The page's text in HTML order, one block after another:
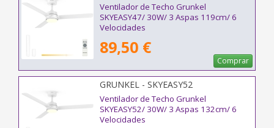
Ventilador de Techo Grunkel
SKYEASY47/ 30W/ 3 Aspas 119cm/ 6
Velocidades
89,50 €
Comprar
GRUNKEL - SKYEASY52
Ventilador de Techo Grunkel
SKYEASY52/ 30W/ 3 Aspas 132cm/ 6
Velocidades